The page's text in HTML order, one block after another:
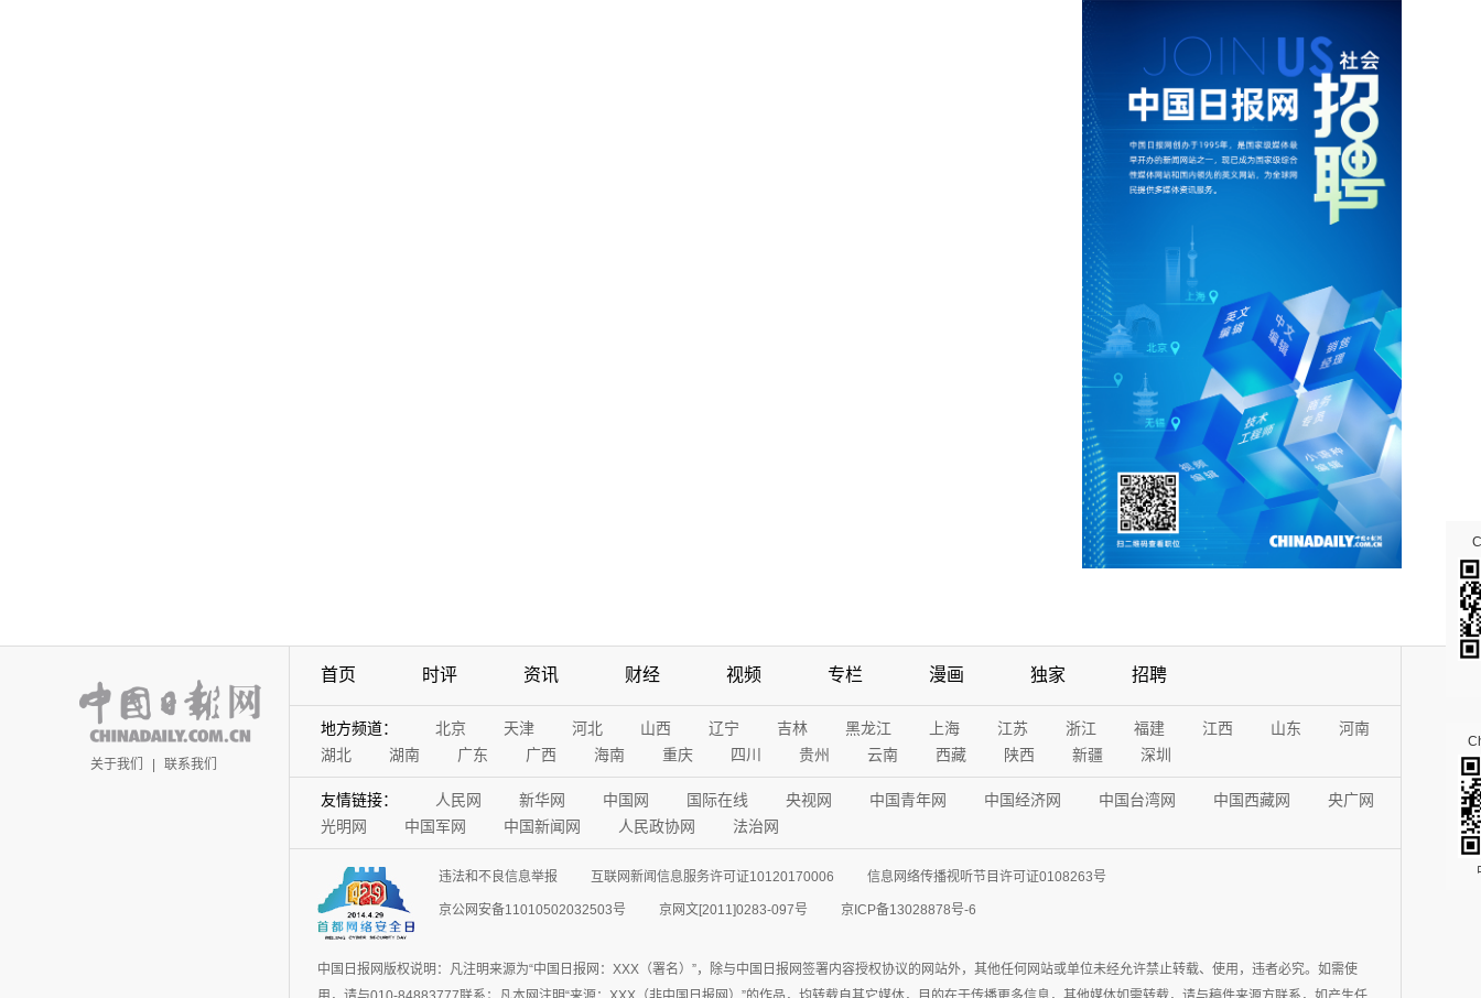
关于我们 | 联系我们
首页 时评 资讯 财经 视频 专栏 漫画 独家 招聘
地方频道： 北京 天津 河北 山西 辽宁 吉林 黑龙江 上海 江苏 浙江 福建 江西 山东
河南
湖北
湖南 广东 广西 海南 重庆 四川 贵州 云南 西藏 陕西 新疆 深圳
友情链接： 人民网 新华网 中国网 国际在线 央视网 中国青年网 中国经济网 中国台湾网 中国西藏网
央广网
光明网
中国军网 中国新闻网 人民政协网 法治网
违法和不良信息举报 互联网新闻信息服务许可证10120170006 信息网络传播视听节目许可证0108263号
京公网安备11010502032503号 京网文[2011]0283-097号 京ICP备13028878号-6
中国日报网版权说明：凡注明来源为“中国日报网：XXX（署名）”，除与中国日报网签署内容授权协议的网站外，其他任何网站或单位未经允许禁止转载、使用，违者必究。如需使